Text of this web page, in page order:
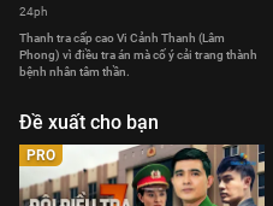
24ph
Thanh tra cấp cao Vi Cảnh Thanh (Lâm
Phong) vì điều tra án mà cố ý cải trang thành
bệnh nhân tâm thần.
Đề xuất cho bạn
PRO